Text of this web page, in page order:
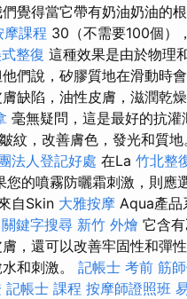
覺得當它帶有奶油奶油的
摩課程 30（不需要100個）
整復 這種效果是由於物理
們說，矽膠質地在滑動時
缺陷，油性皮膚，滋潤乾
毫無疑問，這是最好的抗灌
紋，改善膚色，發光和質地
法人登記好處 在La 竹北整
的噴霧防曬霜刺激，則應
自Skin 大雅按摩 Aqua產品
關鍵字搜尋 新竹 外燴 它含
，還可以改善牢固性和彈
和刺激。 記帳士 考前 筋
記帳士 課程 按摩師證照班